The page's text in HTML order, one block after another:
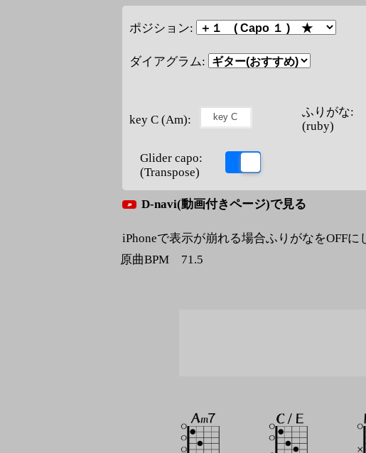
ポジション:
ダイアグラム:
key C (Am):
ふりがな:
(ruby)
Glider capo:
(Transpose)
D-navi(動画付きページ)で見る
iPhoneで表示が崩れる場合ふりがなをOFFに
原曲BPM 71.5